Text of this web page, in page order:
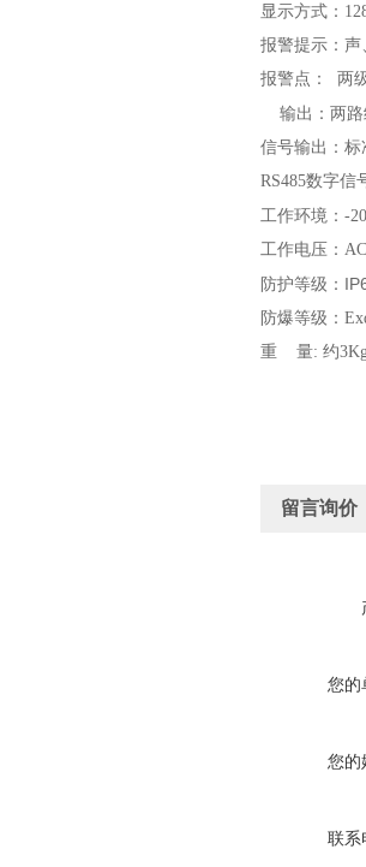
显示方式：
报警提示：
报警点： 两
输出：两
信号输出：标
RS485数字信
工作环境：-
工作电压：
防护等级：
防爆等级：
重 量: 约
留言询价
您的
您的
联系